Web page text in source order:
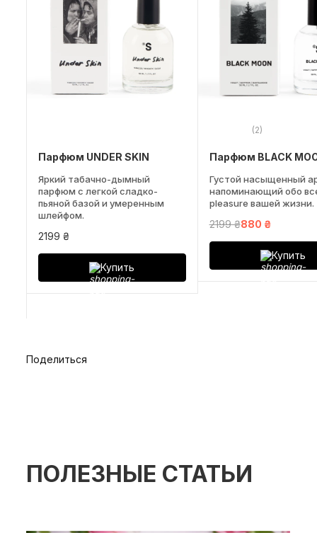
Поделиться
Парфюм UNDER SKIN
Яркий табачно-дымный
парфюм с легкой сладко-
пьяной базой и умеренным
шлейфом.
2199 ₴
Купить
(2)
Парфюм BLACK
Густой насыщенный
напоминающий обо
pleasure вашей жизни.
2199 ₴880 ₴
Купить
ПОЛЕЗНЫЕ СТАТЬИ